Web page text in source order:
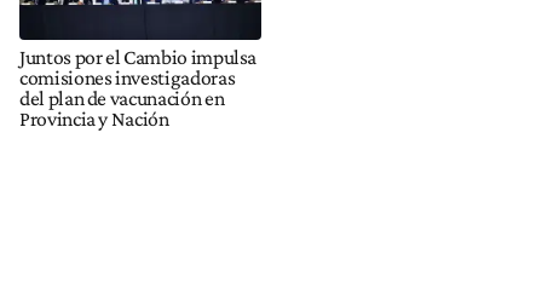
Juntos por el Cambio impulsa
comisiones investigadoras
del plan de vacunación en
Provincia y Nación